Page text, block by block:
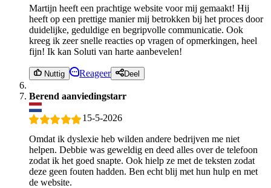
Martijn heeft een prachtige website voor mij gemaakt! Hij
heeft op een prettige manier mij betrokken bij het proces door
duidelijke, geduldige en begripvolle communicatie. Ook
kreeg ik zeer snelle reacties op vragen of opmerkingen, heel
fijn! Ik kan Soluti van harte aanbevelen!
Nuttig Reageer Deel
Berend aanviedingstarr
15-5-2026
Omdat ik dyslexie heb wilden andere bedrijven me niet
helpen. Debbie was geweldig en deed alles over de telefoon
zodat ik het goed snapte. Ook hielp ze met de teksten zodat
deze geen fouten hadden. Ben echt blij met hun hulp en met
de website.